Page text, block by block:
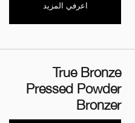
اعرفي المزيد
True Bronze
Pressed Powder
Bronzer